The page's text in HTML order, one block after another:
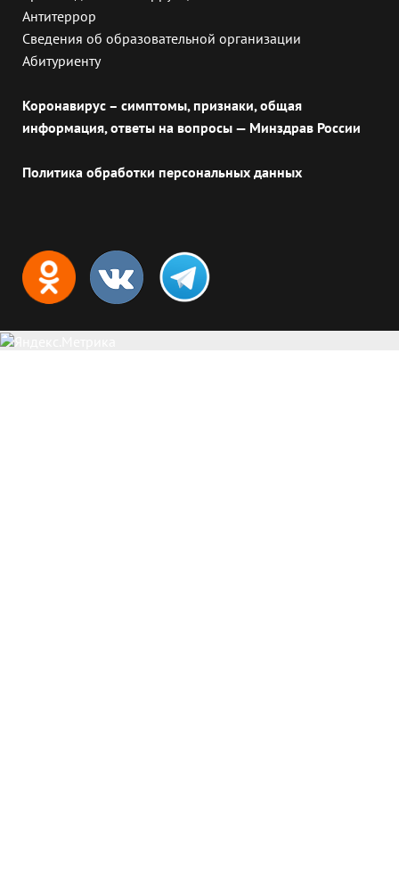
Антитеррор
Сведения об образовательной организации
Абитуриенту
Коронавирус – симптомы, признаки, общая
информация, ответы на вопросы — Минздрав России
Политика обработки персональных данных